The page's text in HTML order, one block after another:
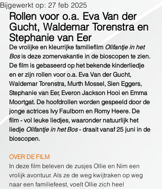
Bijgewerkt op: 27 feb 2025
Rollen voor o.a. Eva Van der
Gucht, Waldemar Torenstra en
Stephanie van Eer
De vrolijke en kleurrijke familiefilm Olifantje in het
Bos is deze zomervakantie in de bioscopen te zien.
De film is gebaseerd op het bekende kinderliedje
en er zijn rollen voor o.a. Eva Van der Gucht,
Waldemar Torenstra, Murth Mossel, Sien Eggers,
Stephanie van Eer, Everon Jackson Hooi en Emma
Moortgat. De hoofdrollen worden gespeeld door de
jonge actrices Ivy Faulborn en Romy Heere. De
film - vol leuke liedjes, waaronder natuurlijk het
liedje Olifantje in het Bos - draait vanaf 25 juni in de
bioscopen.
OVER DE FILM
In deze film beleven de zusjes Ollie en Nim een
vrolijk avontuur. Als ze de weg kwijtraken op weg
naar een familiefeest, voelt Ollie zich heel